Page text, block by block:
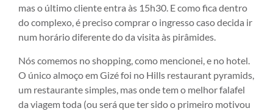
mas o último cliente entra às 15h30. E como fica dentro
do complexo, é preciso comprar o ingresso caso decida ir
num horário diferente do da visita às pirâmides.
Nós comemos no shopping, como mencionei, e no hotel.
O único almoço em Gizé foi no Hills restaurant pyramids,
um restaurante simples, mas onde tem o melhor falafel
da viagem toda (ou será que ter sido o primeiro motivou